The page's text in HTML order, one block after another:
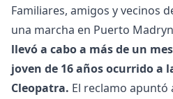
Familiares, amigos y vecinos
una marcha en Puerto
llevó a cabo a más de un
joven de 16 años ocurrido a
Cleopatra. El reclamo apuntó